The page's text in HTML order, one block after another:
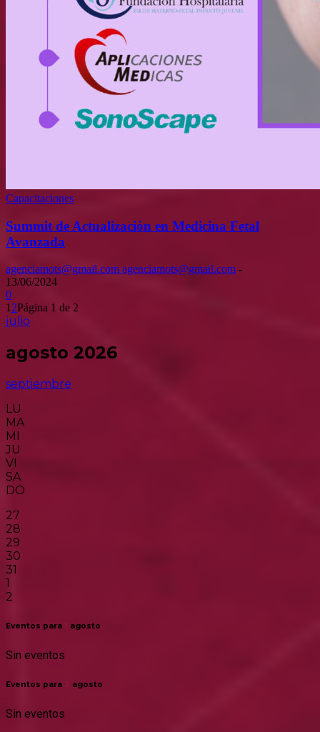
Capacitaciones
Summit de Actualización en Medicina Fetal
Avanzada
agenciamots@gmail.com agenciamots@gmail.com -
13/06/2024
0
1 2Página 1 de 2
julio
agosto 2026
septiembre
LU
MA
MI
JU
VI
SA
DO
27
28
29
30
31
1
2
Eventos para agosto
Sin eventos
Eventos para agosto
Sin eventos